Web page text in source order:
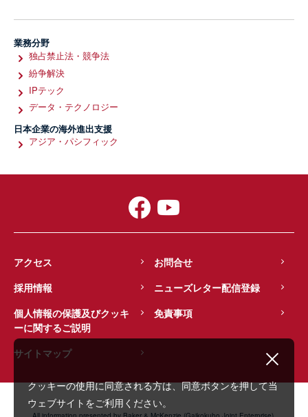
業務分野
独占禁止法・競争法
紛争解決
IPテック
データ・テクノロジー
日本企業の海外進出支援
アジア・パシフィック
アクセス
お問合せ
採用情報
ニューズレター配信登録
個人情報の保護及びクッキ
ーに関するご説明
免責事項
サイトマップ
クッキーの使用に同意される方は、同意ボタンを押して当
ウェブサイトをご利用ください。